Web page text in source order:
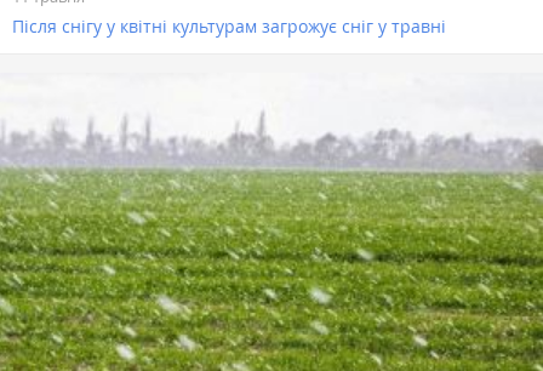
Після снігу у квітні культурам загрожує сніг у травні